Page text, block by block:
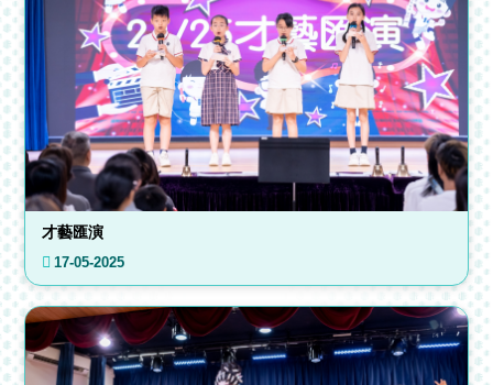
才藝匯演
17-05-2025